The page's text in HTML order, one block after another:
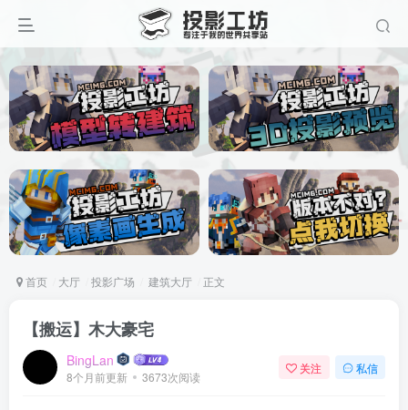
首页 大厅 投影广场 建筑大厅 正文
【搬运】木大豪宅
BingLan
8个月前更新 3673次阅读
关注 私信